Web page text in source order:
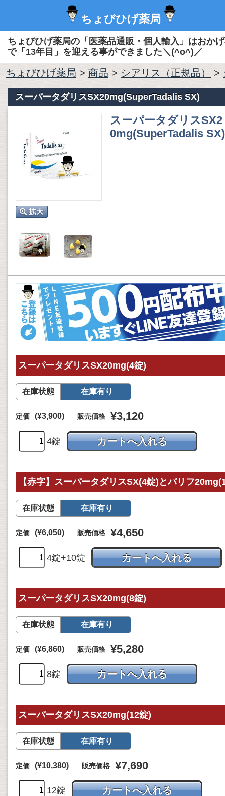
ちょびひげ薬局
ちょびひげ薬局の「医薬品通販・個人輸入」はおか
で「13年目」を迎える事ができました＼(^o^)／
ちょびひげ薬局 > 商品 > シアリス（正規品） >
スーパータダリスSX20mg(SuperTadalis SX)
スーパータダリスSX2
0mg(SuperTadalis SX)
スーパータダリスSX20mg(4錠)
在庫状態 在庫有り
定価 (¥3,900) 販売価格 ¥3,120
4錠
【赤字】スーパータダリスSX(4錠)とバリフ
在庫状態 在庫有り
定価 (¥6,050) 販売価格 ¥4,650
4錠+10錠
スーパータダリスSX20mg(8錠)
在庫状態 在庫有り
定価 (¥6,860) 販売価格 ¥5,280
8錠
スーパータダリスSX20mg(12錠)
在庫状態 在庫有り
定価 (¥10,380) 販売価格 ¥7,690
12錠